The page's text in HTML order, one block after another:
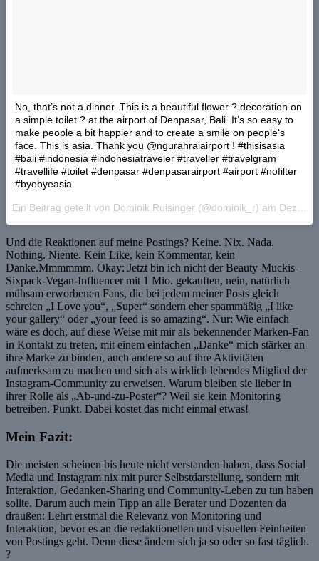
No, that’s not a dinner. This is a beautiful flower ? decoration on
a simple toilet ? at the airport of Denpasar, Bali. It’s so easy to
make people a bit happier and to create a smile on people‘s
face. This is asia. Thank you @ngurahraiairport ! #thisisasia
#bali #indonesia #indonesiatraveler #traveller #travelgram
#travellife #toilet #denpasar #denpasarairport #airport #nofilter
#byebyeasia
Ein Beitrag geteilt von Dominik Ruisinger (@dominik_r) am Dez 26, 2017 um 5:27 PST
Und die Reaktionen auf meine Postings? Keine. Nix. Nada.
Nothing. Niente. Kein Like, kein Kommentar, kein
Danke.Mmmmmm. Okay: Jetzt bin ich nicht der Beauty-Muckis-
Sixpack-Vegan-Influencer mit 1 Mio. gekauften, nein, natürlich
mühsam erworbenen Fans, die bei jedem meiner Posts gleich
schreien „I Love you“, „Super“ sondern eher spammäßig „I like
your gallery“ oder „your feed is so amazing“. Nur: Wie einfach
wäre es doch, auf diese Weise mit mir als bekennender Marken-Fan
in Kontakt zu treten, mit einem einfachen „Danke“ mich stärker an
ihre Marke zu binden, auch andere so auf ihre Aktivitäten
aufmerksam zu machen und sich als wirklich lebendes Mitglied der
Instagram-Community zu erweisen. Warum bleiben sie lieber in
ihrer Rolle als „Ab-und-zu-Poster“? Weil sie kein Monitoring
betreiben. Punkt. Dabei kostet das nicht einmal etwas!
Mein Fazit:
Die meisten scheinen bis heute nicht verstanden haben, dass Social
Media und Instagram nix mit purer Selbstdarstellung, sondern mit
Interaktion, Gedanken-Sharing und Community-Leben zu tun haben
sollte. Darum auch mein Tipp an alle Berater und Dozenten da
draußen: Lehrt erstmal die Relevanz von Monitoring und
Interaktion, bevor es an die redaktionellen und visuellen Feinheiten
von Postings geht. Denn diese ändern sich ja so oder so fast täglich.
?